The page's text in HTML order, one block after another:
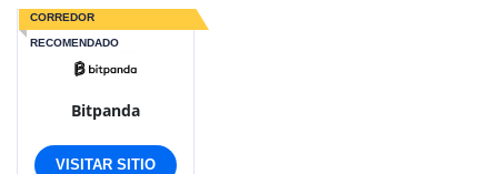
CORREDOR
RECOMENDADO
Bitpanda
VISITAR SITIO